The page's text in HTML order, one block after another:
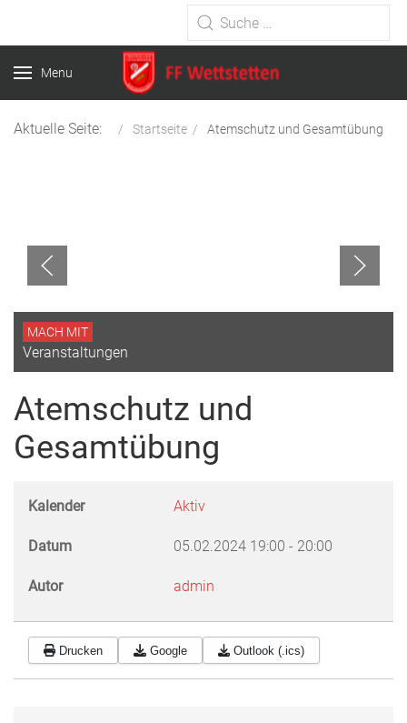
Type 2 or more characters for
results.
Menu
Aktuelle Seite: Startseite Atemschutz und Gesamtübung
MACH MIT
Veranstaltungen
Atemschutz und
Gesamtübung
Kalender Aktiv
Datum 05.02.2024 19:00 - 20:00
Autor admin
Drucken Google Outlook (.ics)